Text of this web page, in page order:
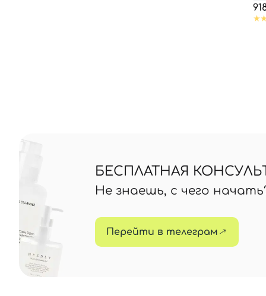
БЕСПЛАТНАЯ
Не знаешь, с чего
Перейти в телеграм